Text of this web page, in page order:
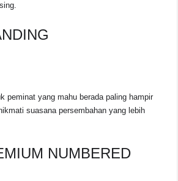
peminat yang mahu berada paling hampir
suasana persembahan yang lebih
NUMBERED